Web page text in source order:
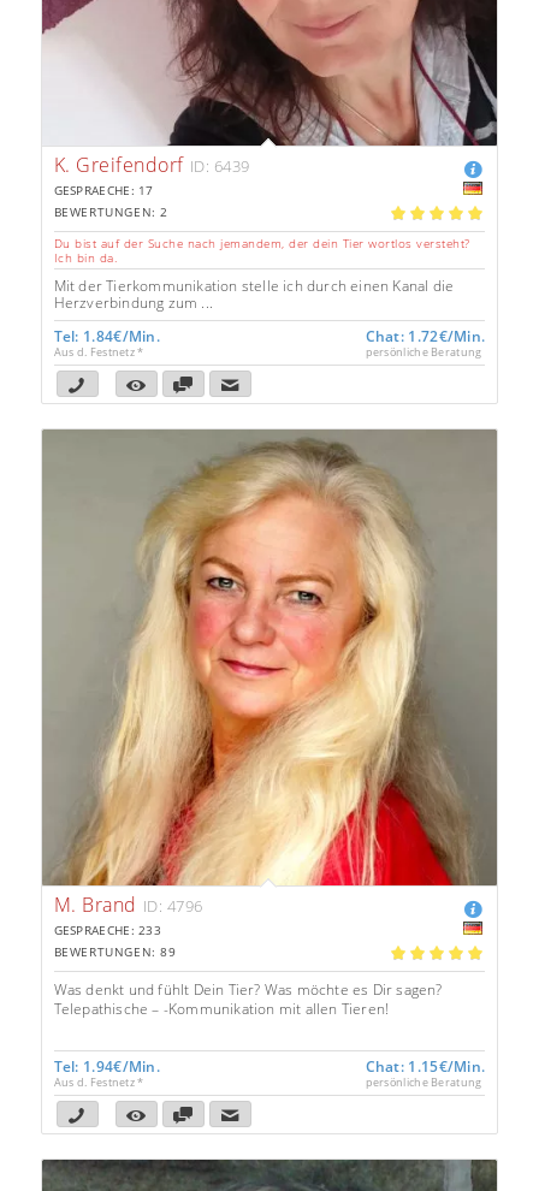
K. Greifendorf ID: 6439
GESPRAECHE: 17
5.00
BEWERTUNGEN: 2
Du bist auf der Suche nach jemandem, der dein Tier wortlos versteht?
Ich bin da.
Mit der Tierkommunikation stelle ich durch einen Kanal die
Herzverbindung zum ...
Tel: 1.84€/Min.
Aus d. Festnetz *
Chat: 1.72€/Min.
persönliche Beratung
M. Brand ID: 4796
GESPRAECHE: 233
5.00
BEWERTUNGEN: 89
Was denkt und fühlt Dein Tier? Was möchte es Dir sagen?
Telepathische – -Kommunikation mit allen Tieren!
Tel: 1.94€/Min.
Aus d. Festnetz *
Chat: 1.15€/Min.
persönliche Beratung